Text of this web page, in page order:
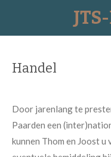
deHandel
Door jarenlang te
Paarden een
kunnen Thom en Joost u